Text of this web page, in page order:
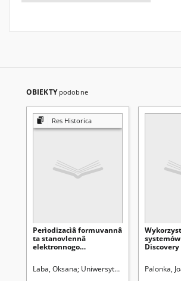
OBIEKTY podobne
Res Historica
Perìodizacìâ formuvannâ
ta stanovlennâ
elektronnogo
Laba, Oksana Uniwersytet Marii Curie-Palonka,